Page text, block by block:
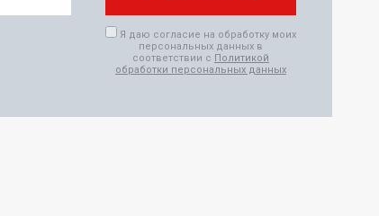
Я даю согласие на обработку моих
персональных данных в
соответствии с Политикой
обработки персональных данных